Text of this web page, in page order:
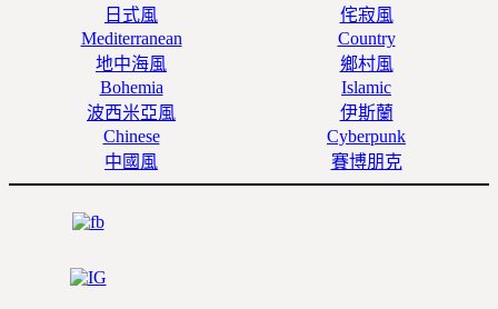
日式風
侘寂風
Mediterranean
地中海風
Country
鄉村風
Bohemia
波西米亞風
Islamic
伊斯蘭
Chinese
中國風
Cyberpunk
賽博朋克